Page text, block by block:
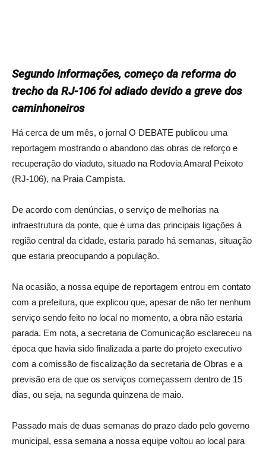
Segundo informações, começo da reforma do
trecho da RJ-106 foi adiado devido a greve dos
caminhoneiros
Há cerca de um mês, o jornal O DEBATE publicou uma
reportagem mostrando o abandono das obras de reforço e
recuperação do viaduto, situado na Rodovia Amaral Peixoto
(RJ-106), na Praia Campista.
De acordo com denúncias, o serviço de melhorias na
infraestrutura da ponte, que é uma das principais ligações à
região central da cidade, estaria parado há semanas, situação
que estaria preocupando a população.
Na ocasião, a nossa equipe de reportagem entrou em contato
com a prefeitura, que explicou que, apesar de não ter nenhum
serviço sendo feito no local no momento, a obra não estaria
parada. Em nota, a secretaria de Comunicação esclareceu na
época que havia sido finalizada a parte do projeto executivo
com a comissão de fiscalização da secretaria de Obras e a
previsão era de que os serviços começassem dentro de 15
dias, ou seja, na segunda quinzena de maio.
Passado mais de duas semanas do prazo dado pelo governo
municipal, essa semana a nossa equipe voltou ao local para